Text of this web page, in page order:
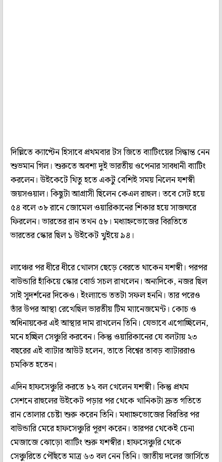
দিল্লিতে ক্যাপ্টেন হিসাবে প্রথমবার টস জিতে ব্যাটিংয়ের সিদ্ধান্ত নেন
শুভমান গিল। শুরুতে অবশ্য দুই ভারতীয় ওপেনার সাবধানী ব্যাটিং
করলেন। উইকেটে থিতু হতে একটু বেশিই সময় নিলেন যশস্বী
জয়সওয়াল। কিছুটা আগ্রাসী ছিলেন কেএল রাহুল। তবে সেট হয়ে
৫৪ বলে ৩৮ রানে জোমেল ওয়ারিকানের শিকার হয়ে সাজঘরে
ফিরলেন। ভারতের রান তখন ৫৮। মধ্যাহ্নভোজের বিরতিতে
ভারতের স্কোর ছিল ১ উইকেট খুইয়ে ৯৪।
লাঞ্চের পর ধীরে ধীরে খোলস ছেড়ে বেরতে থাকেন যশস্বী। পরপর
বাউন্ডারি হাঁকিয়ে স্কোর বোর্ড সচল রাখলেন। অন্যদিকে, নজর ছিল
সাই সুদর্শনের দিকেও। ইংল্যান্ডে ততটা সফল হননি। তার পরেও
তাঁর উপর আস্থা রেখেছিল ভারতীয় টিম ম্যানেজমেন্ট। কোচ ও
অধিনায়কের এই আস্থার দাম রাখলেন তিনি। যেভাবে এগোচ্ছিলেন,
মনে হচ্ছিল সেঞ্চুরি করবেন। কিন্তু ওয়ারিকানের যে বলটায় ২৩
বছরের এই ব্যাটার আউট হলেন, তাতে বিশ্বের তাবড় ব্যাটাররাও
চমকিত হতেন।
এদিন হাফসেঞ্চুরি করতে ৮২ বল খেলেন যশস্বী। কিন্তু প্রথম
সেশনে রাহুলের উইকেট পড়ার পর থেকে খানিকটা দ্রুত গতিতে
রান তোলার চেষ্টা শুরু করেন তিনি। মধ্যাহ্নভোজের বিরতির পর
বাউন্ডারি মেরে হাফসেঞ্চুরি পূরণ করেন। তারপর থেকেই চেনা
মেজাজে ঝোড়ো ব্যাটিং শুরু যশস্বীর। হাফসেঞ্চুরি থেকে
সেঞ্চুরিতে পৌঁছতে মাত্র ৬৩ বল নেন তিনি। জাতীয় দলের জার্সিতে